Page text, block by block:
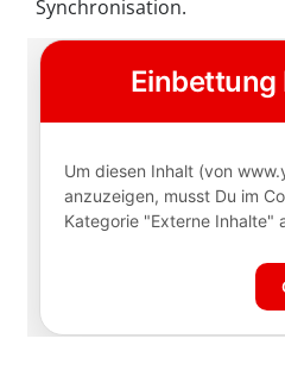
Synchronisation.